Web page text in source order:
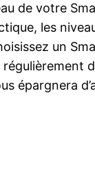
de votre
les
un
épargnera